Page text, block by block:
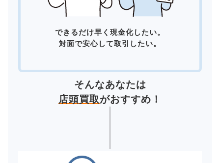
できるだけ早く現金化したい。
対面で安心して取引したい。
そんなあなたは
店頭買取がおすすめ！